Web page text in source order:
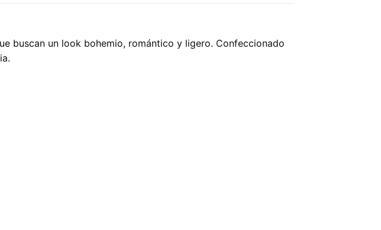
buscan un look bohemio, romántico y ligero. Confeccionado